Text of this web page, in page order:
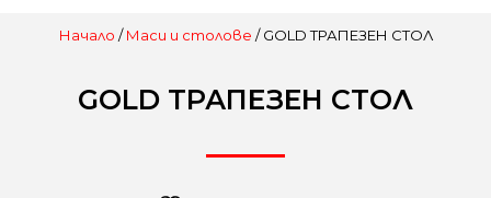
Начало /Маси и столове / GOLD ТРАПЕЗЕН СТОЛ
GOLD ТРАПЕЗЕН СТОЛ